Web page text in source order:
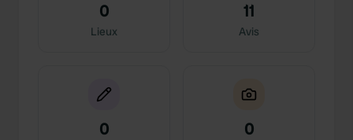
0
Lieux
11
Avis
0 0